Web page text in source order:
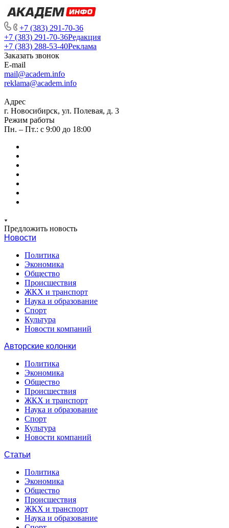
+7 (383) 291-70-36
+7 (383) 291-70-36Редакция
+7 (383) 288-53-40Реклама
Заказать звонок
E-mail
mail@academ.info
reklama@academ.info
Адрес
г. Новосибирск, ул. Полевая, д. 3
Режим работы
Пн. – Пт.: с 9:00 до 18:00
Предложить новость
Новости
Политика
Экономика
Общество
Происшествия
ЖКХ и транспорт
Наука и образование
Спорт
Культура
Новости компаний
Авторские колонки
Политика
Экономика
Общество
Происшествия
ЖКХ и транспорт
Наука и образование
Спорт
Культура
Новости компаний
Статьи
Политика
Экономика
Общество
Происшествия
ЖКХ и транспорт
Наука и образование